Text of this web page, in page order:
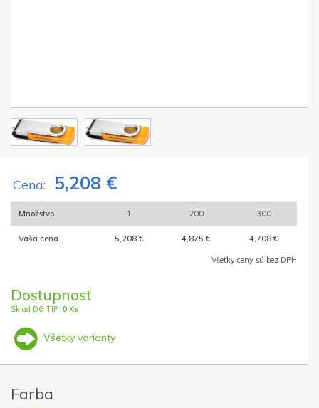
Cena: 5,208 €
Množstvo 1 200 300
Vaša cena 5,208 € 4,875 € 4,708 €
Všetky ceny sú bez DPH
Dostupnosť
Sklad DG TIP: 0 Ks
Všetky varianty
Farba